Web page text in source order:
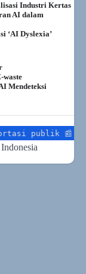
Industri Kertas
AI dalam
‘AI Dyslexia’
waste
Mendeteksi
📰